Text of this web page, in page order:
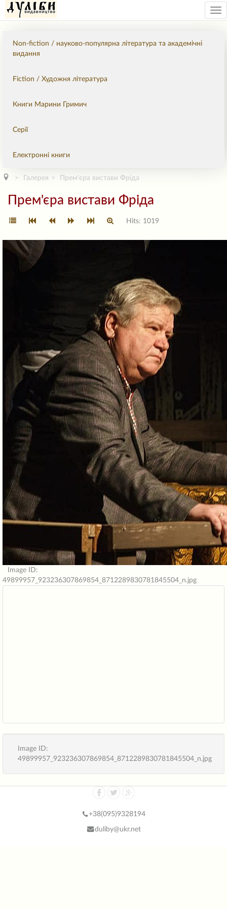
Non-fiction / науково-популярна література та академічні
видання
Fiction / Художня література
Книги Марини Гримич
Серії
Електронні книги
Галерея Прем'єра вистави Фріда
Прем'єра вистави Фріда
Hits: 1019
Image ID:
49899957_923236307869854_8712289830781845504_n.jpg
Image ID:
49899957_923236307869854_8712289830781845504_n.jpg
+38(095)9328194
duliby@ukr.net